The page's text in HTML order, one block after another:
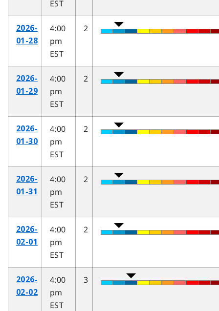
EST
2026-
01-28
4:00
pm
EST
2
2026-
01-29
4:00
pm
EST
2
2026-
01-30
4:00
pm
EST
2
2026-
01-31
4:00
pm
EST
2
2026-
02-01
4:00
pm
EST
2
2026-
02-02
4:00
pm
EST
3